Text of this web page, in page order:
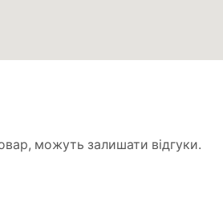
можуть залишати відгуки.